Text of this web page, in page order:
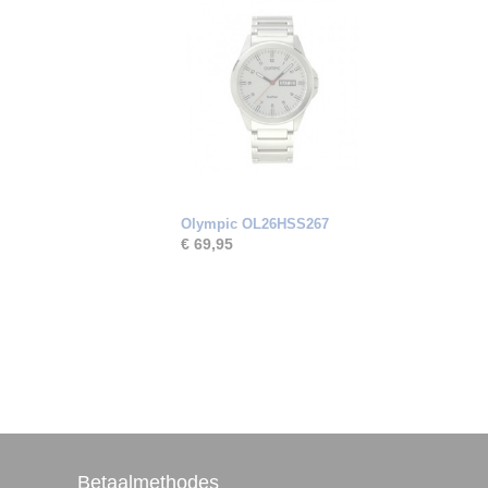
Olympic OL26HSS267
€ 69,95
Betaalmethodes